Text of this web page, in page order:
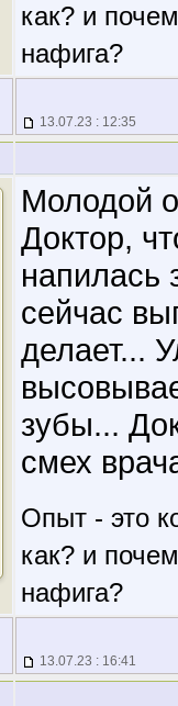
как? и
нафига?
13.07.23 : 12:35
Молодой
Доктор,
напилась
сейчас
делает...
зубы...
смех
Опыт - это
как? и
нафига?
13.07.23 : 16:41